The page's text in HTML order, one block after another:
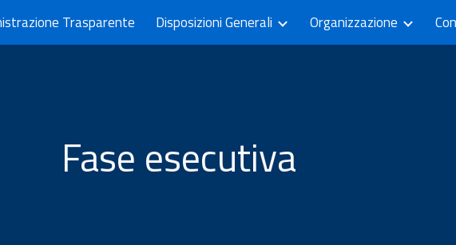
to main content Skip to navigation
Trasparente Disposizioni Generali Organizzazione
Fase esecutiva